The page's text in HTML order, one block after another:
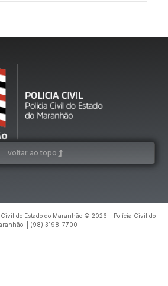
voltar ao topo
Civil do Estado do Maranhão © 2026 – Polícia Civil do
| (98) 3198-7700